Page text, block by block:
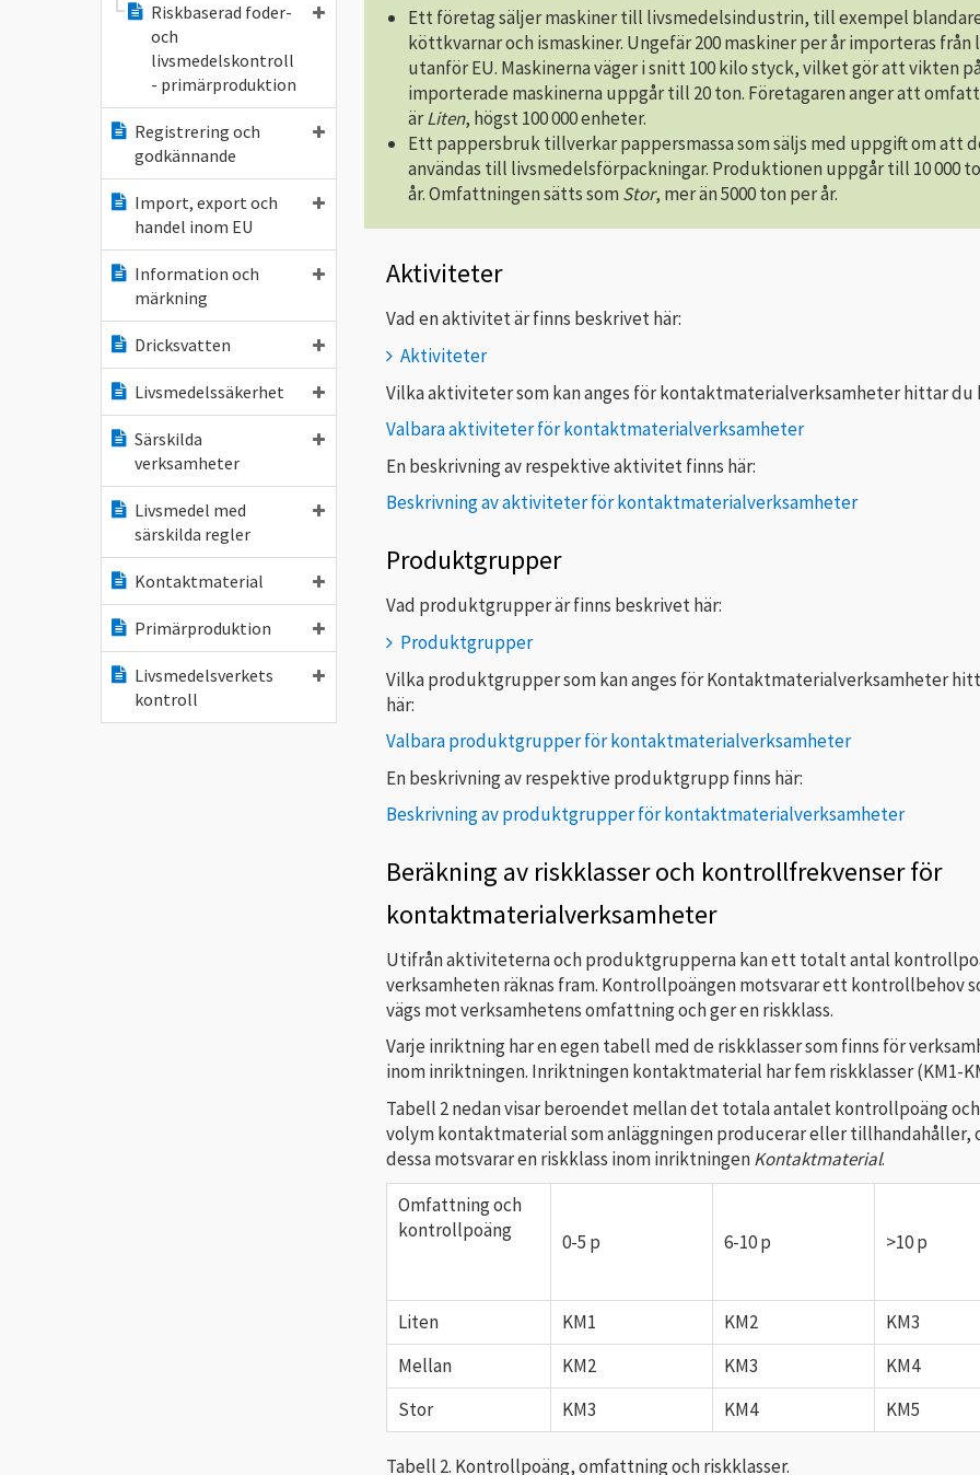
Riskbaserad foder-
och
livsmedelskontroll
- primärproduktion
Registrering och
godkännande
Import, export och
handel inom EU
Information och
märkning
Dricksvatten
Livsmedelssäkerhet
Särskilda
verksamheter
Livsmedel med
särskilda regler
Kontaktmaterial
Primärproduktion
Livsmedelsverkets
kontroll
Ett företag säljer maskiner till livsmedelsindustrin, till exempel
köttkvarnar och ismaskiner. Ungefär 200 maskiner per år importeras från
utanför EU. Maskinerna väger i snitt 100 kilo styck, vilket gör att vikten
importerade maskinerna uppgår till 20 ton. Företagaren anger att
ärLiten, högst 100 000 enheter.
Ett pappersbruk tillverkar pappersmassa som säljs med uppgift om att
användas till livsmedelsförpackningar. Produktionen uppgår till 10 000
år. Omfattningen sätts som Stor, mer än 5000 ton per år.
Aktiviteter
Vad en aktivitet är finns beskrivet här:
Aktiviteter
Vilka aktiviteter som kan anges för kontaktmaterialverksamheter hittar du
Valbara aktiviteter för kontaktmaterialverksamheter
En beskrivning av respektive aktivitet finns här:
Beskrivning av aktiviteter för kontaktmaterialverksamheter
Produktgrupper
Vad produktgrupper är finns beskrivet här:
Produktgrupper
Vilka produktgrupper som kan anges för Kontaktmaterialverksamheter
här:
Valbara produktgrupper för kontaktmaterialverksamheter
En beskrivning av respektive produktgrupp finns här:
Beskrivning av produktgrupper för kontaktmaterialverksamheter
Beräkning av riskklasser och kontrollfrekvenser för
kontaktmaterialverksamheter
Utifrån aktiviteterna och produktgrupperna kan ett totalt antal
verksamheten räknas fram. Kontrollpoängen motsvarar ett kontrollbehov
vägs mot verksamhetens omfattning och ger en riskklass.
Varje inriktning har en egen tabell med de riskklasser som finns för
inom inriktningen. Inriktningen kontaktmaterial har fem riskklasser (KM1-
Tabell 2 nedan visar beroendet mellan det totala antalet kontrollpoäng
volym kontaktmaterial som anläggningen producerar eller tillhandahåller,
dessa motsvarar en riskklass inom inriktningenKontaktmaterial.
Omfattning och
kontrollpoäng
0-5 p 6-10 p >10 p
Liten KM1 KM2
KM3
Mellan
KM2 KM3
KM4
Stor
KM3 KM4 KM5
Tabell 2. Kontrollpoäng, omfattning och riskklasser.